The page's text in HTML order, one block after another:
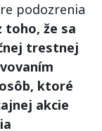
podozrenia
toho, že sa
trestnej
ktoré
akcie